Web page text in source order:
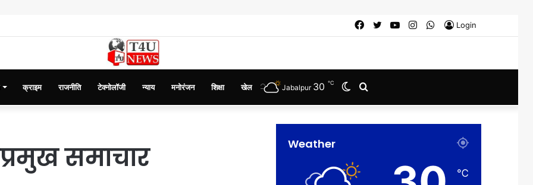
Login
WhatsApp
Instagram
YouTube
Twitter
Facebook
क्राइम राजनीति टेक्नोलॉजी न्याय मनोरंजन शिक्षा खेल
for
Switch
skin
Jabalpur 30 ℃
समाचार Weather
℃